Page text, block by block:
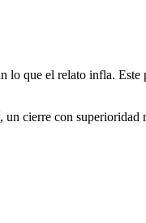
que el relato infla.
cierre con